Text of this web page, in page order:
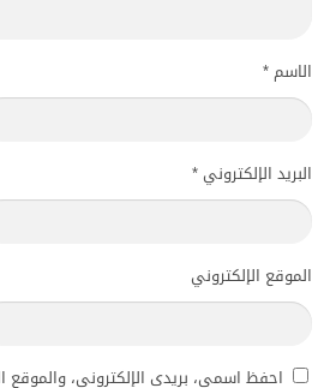
الاسم*
البريد الإلكتروني *
الموقع الإلكتروني
احفظ اسمي، بريدي الإلكتروني،